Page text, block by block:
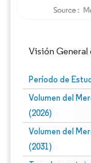
Visión General
Período de
Volumen del
(2026)
Volumen del
(2031)